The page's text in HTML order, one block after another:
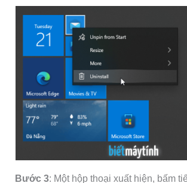
Bước 3: Một hộp thoại xuất hiện, bấm